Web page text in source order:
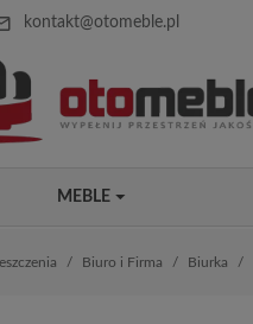
kontakt@otomeble.pl
MEBLE
Biuro i Firma Biurka